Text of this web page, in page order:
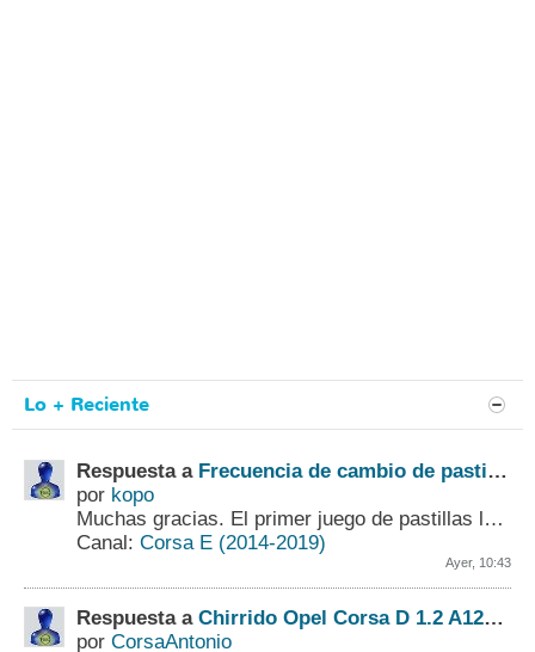
Lo + Reciente
Respuesta a Frecuencia de cambio de pastillas y discos de freno
por kopo
Muchas gracias. El primer juego de pastillas lo cambié con 65000 Kms. y mi mayor duda eran los discos. Supongo que los cambiaré con las próximas pastillas,...
Canal: Corsa E (2014-2019)
Ayer, 10:43
Respuesta a Chirrido Opel Corsa D 1.2 A12XER
por CorsaAntonio